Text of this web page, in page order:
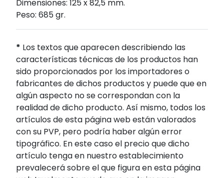
Dimensiones: 125 x 82,5 mm.
Peso: 685 gr.
* Los textos que aparecen describiendo las
características técnicas de los productos han
sido proporcionados por los importadores o
fabricantes de dichos productos y puede que en
algún aspecto no se correspondan con la
realidad de dicho producto. Así mismo, todos los
artículos de esta página web están valorados
con su PVP, pero podría haber algún error
tipográfico. En este caso el precio que dicho
artículo tenga en nuestro establecimiento
prevalecerá sobre el que figura en esta página